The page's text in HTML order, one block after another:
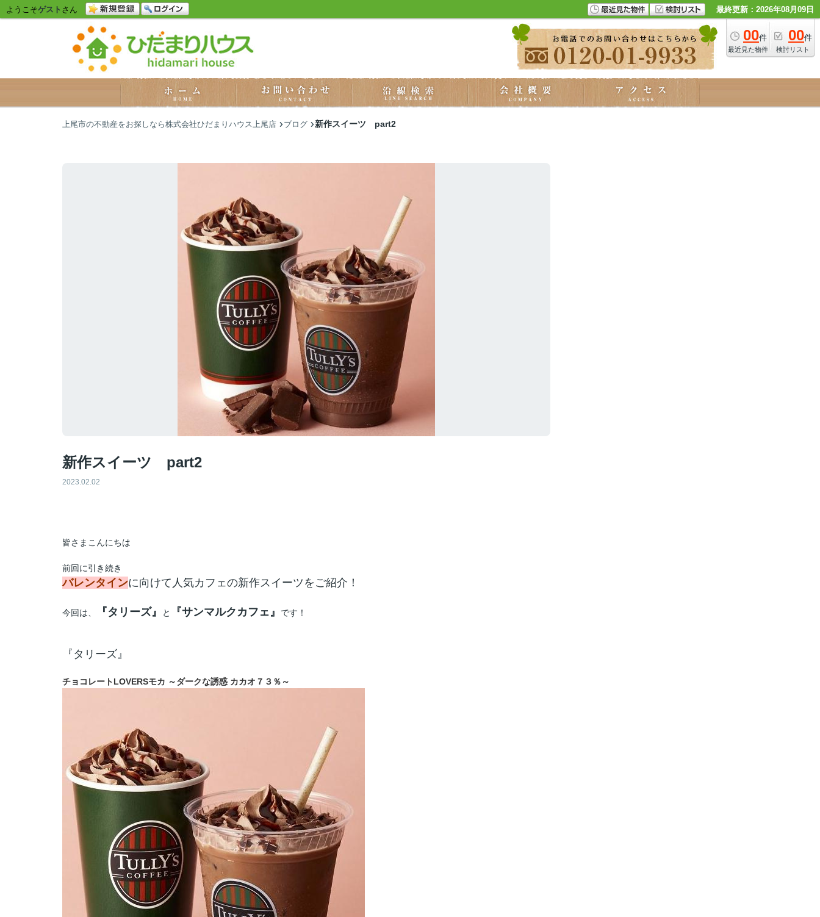
ようこそゲスト さん 最終更新：2026年08月09日
00件
最近見た物件
00件
検討リスト
上尾市の不動産をお探しなら株式会社ひだまりハウス上尾店 ブログ 新作スイーツ part2
新作スイーツ part2
2023.02.02
皆さまこんにちは
前回に引き続き
バレンタインに向けて人気カフェの新作スイーツをご紹介！
今回は、 『タリーズ』 と 『サンマルクカフェ』 です！
『タリーズ』
チョコレートLOVERSモカ ～ダークな誘惑 カカオ７３％～